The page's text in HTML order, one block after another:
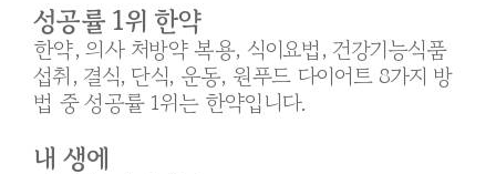
성공률 1위 한약
한약, 의사 처방약 복용, 식이요법, 건강기능식품
섭취, 결식, 단식, 운동, 원푸드 다이어트 8가지 방
법 중 성공률 1위는 한약입니다.
내 생에